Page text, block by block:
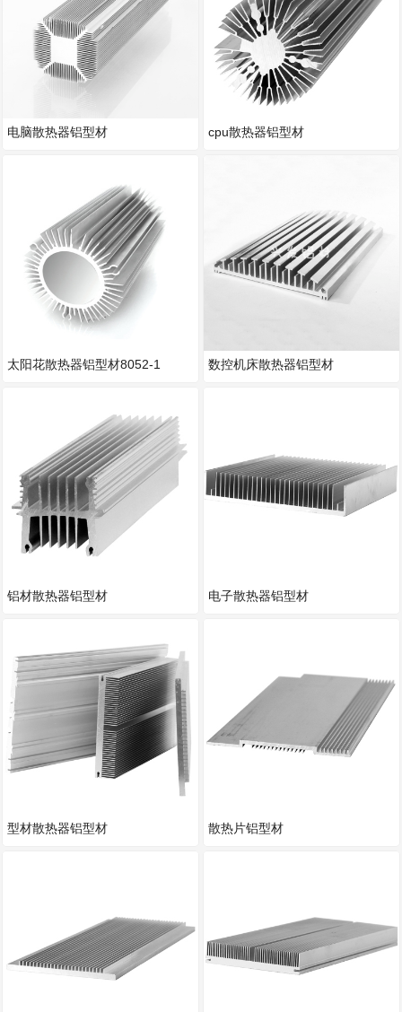
电脑散热器铝型材
太阳花散热器铝型材8052-1
铝材散热器铝型材
型材散热器铝型材
cpu散热器铝型材
数控机床散热器铝型材
电子散热器铝型材
散热片铝型材